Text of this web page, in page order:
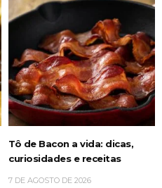
Tô de Bacon a vida: dicas,
curiosidades e receitas
7 DE AGOSTO DE 2026